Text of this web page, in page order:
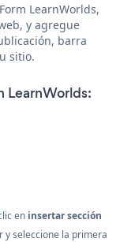
LearnWorlds,
y agregue
barra
sitio.
LearnWorlds:
en insertar sección
y seleccione la primera